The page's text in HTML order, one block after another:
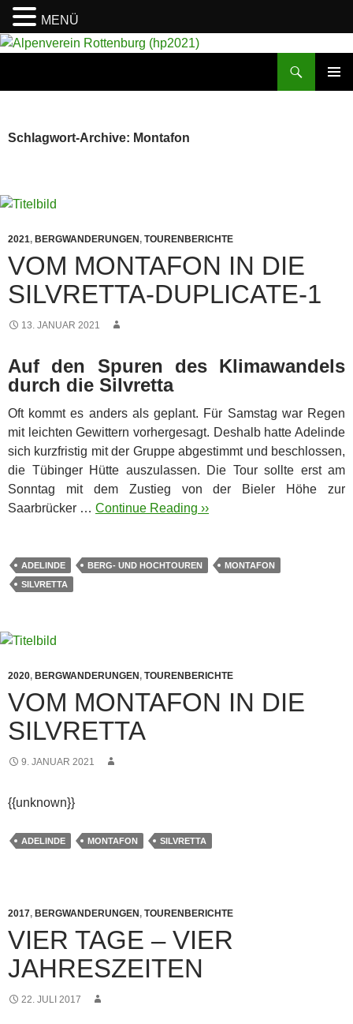
Schlagwort-Archive: Montafon
2021, BERGWANDERUNGEN, TOURENBERICHTE
VOM MONTAFON IN DIE
SILVRETTA-DUPLICATE-1
13. JANUAR 2021
Auf den Spuren des Klimawandels
durch die Silvretta
Oft kommt es anders als geplant. Für Samstag war Regen
mit leichten Gewittern vorhergesagt. Deshalb hatte Adelinde
sich kurzfristig mit der Gruppe abgestimmt und beschlossen,
die Tübinger Hütte auszulassen. Die Tour sollte erst am
Sonntag mit dem Zustieg von der Bieler Höhe zur
Saarbrücker … Continue Reading ››
ADELINDE BERG- UND HOCHTOUREN
MONTAFON
SILVRETTA
2020, BERGWANDERUNGEN, TOURENBERICHTE
VOM MONTAFON IN DIE
SILVRETTA
9. JANUAR 2021
{{unknown}}
ADELINDE MONTAFON SILVRETTA
2017, BERGWANDERUNGEN, TOURENBERICHTE
VIER TAGE – VIER
JAHRESZEITEN
22. JULI 2017
MENÜ